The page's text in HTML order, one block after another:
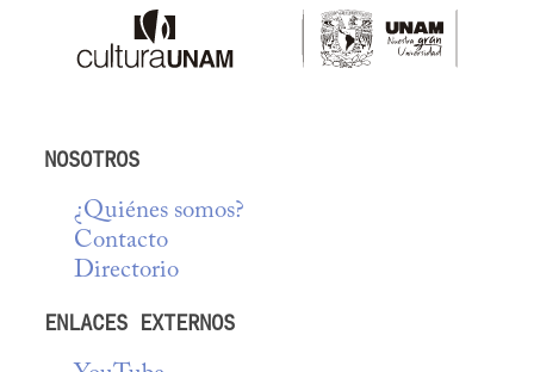
NOSOTROS
¿Quiénes somos?
Contacto
Directorio
ENLACES EXTERNOS